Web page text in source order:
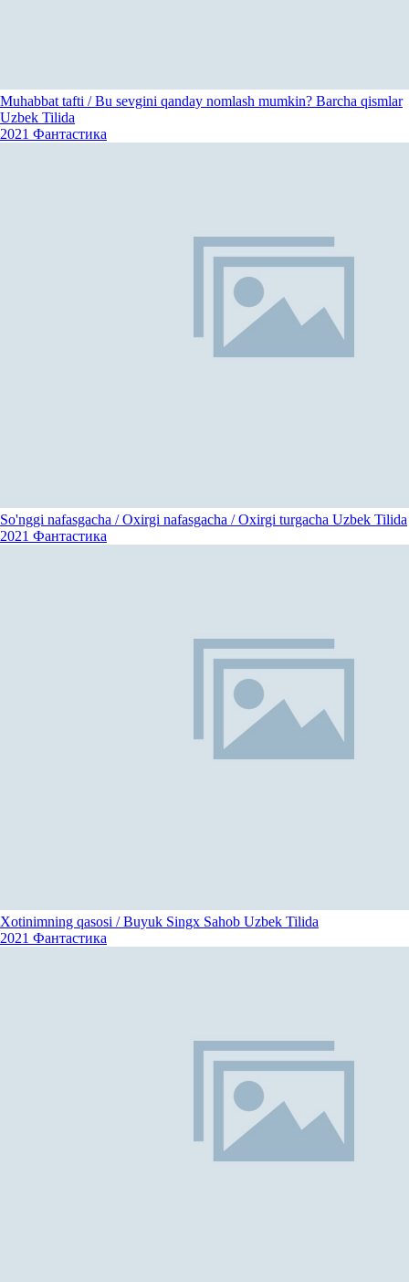
Muhabbat tafti / Bu sevgini qanday nomlash mumkin? Barcha qismlar
Uzbek Tilida
2021 Фантастика
So'nggi nafasgacha / Oxirgi nafasgacha / Oxirgi turgacha Uzbek Tilida
2021 Фантастика
Xotinimning qasosi / Buyuk Singx Sahob Uzbek Tilida
2021 Фантастика